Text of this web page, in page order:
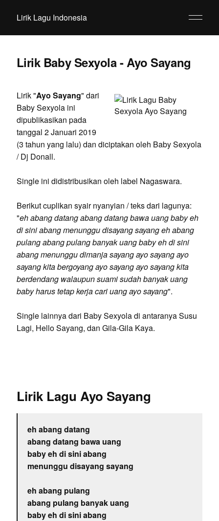
Lirik Lagu Indonesia
Lirik Baby Sexyola - Ayo Sayang
Lirik "Ayo Sayang" dari
Baby Sexyola ini
dipublikasikan pada
tanggal 2 Januari 2019
(3 tahun yang lalu) dan diciptakan oleh Baby Sexyola
/ Dj Donall.
Single ini didistribusikan oleh label Nagaswara.
Berikut cuplikan syair nyanyian / teks dari lagunya:
"eh abang datang abang datang bawa uang baby eh
di sini abang menunggu disayang sayang eh abang
pulang abang pulang banyak uang baby eh di sini
abang menunggu dimanja sayang ayo sayang ayo
sayang kita bergoyang ayo sayang ayo sayang kita
berdendang walaupun suami sudah banyak uang
baby harus tetap kerja cari uang ayo sayang".
Single lainnya dari Baby Sexyola di antaranya Susu
Lagi, Hello Sayang, dan Gila-Gila Kaya.
Lirik Lagu Ayo Sayang
eh abang datang
abang datang bawa uang
baby eh di sini abang
menunggu disayang sayang
eh abang pulang
abang pulang banyak uang
baby eh di sini abang